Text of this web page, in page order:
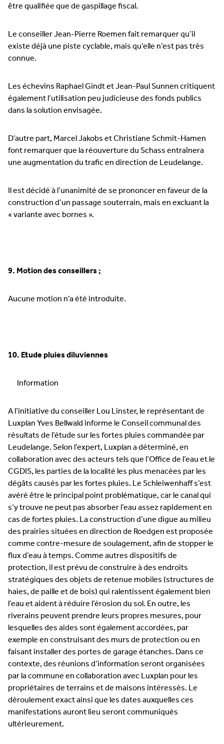
être qualifiée que de gaspillage fiscal.
Le conseiller Jean-Pierre Roemen fait remarquer qu’il
existe déjà une piste cyclable, mais qu’elle n’est pas très
connue.
Les échevins Raphael Gindt et Jean-Paul Sunnen critiquent
également l’utilisation peu judicieuse des fonds publics
dans la solution envisagée.
D’autre part, Marcel Jakobs et Christiane Schmit-Hamen
font remarquer que la réouverture du Schass entraînera
une augmentation du trafic en direction de Leudelange.
Il est décidé à l’unanimité de se prononcer en faveur de la
construction d’un passage souterrain, mais en excluant la
« variante avec bornes ».
9. Motion des conseillers ;
Aucune motion n’a été introduite.
10. Etude pluies diluviennes
Information
A l’initiative du conseiller Lou Linster, le représentant de
Luxplan Yves Bellwald informe le Conseil communal des
résultats de l’étude sur les fortes pluies commandée par
Leudelange. Selon l’expert, Luxplan a déterminé, en
collaboration avec des acteurs tels que l’Office de l’eau et le
CGDIS, les parties de la localité les plus menacées par les
dégâts causés par les fortes pluies. Le Schleiwenhaff s’est
avéré être le principal point problématique, car le canal qui
s’y trouve ne peut pas absorber l’eau assez rapidement en
cas de fortes pluies. La construction d’une digue au milieu
des prairies situées en direction de Roedgen est proposée
comme contre-mesure de soulagement, afin de stopper le
flux d’eau à temps. Comme autres dispositifs de
protection, il est prévu de construire à des endroits
stratégiques des objets de retenue mobiles (structures de
haies, de paille et de bois) qui ralentissent également bien
l’eau et aident à réduire l’érosion du sol. En outre, les
riverains peuvent prendre leurs propres mesures, pour
lesquelles des aides sont également accordées, par
exemple en construisant des murs de protection ou en
faisant installer des portes de garage étanches. Dans ce
contexte, des réunions d’information seront organisées
par la commune en collaboration avec Luxplan pour les
propriétaires de terrains et de maisons intéressés. Le
déroulement exact ainsi que les dates auxquelles ces
manifestations auront lieu seront communiqués
ultérieurement.